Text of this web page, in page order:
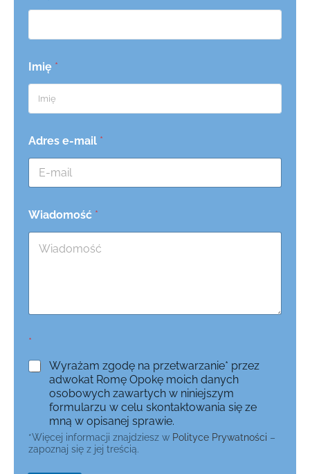
Imię *
Adres e-mail *
Wiadomość *
*
Wyrażam zgodę na przetwarzanie* przez
adwokat Romę Opokę moich danych
osobowych zawartych w niniejszym
formularzu w celu skontaktowania się ze
mną w opisanej sprawie.
*Więcej informacji znajdziesz w Polityce Prywatności –
zapoznaj się z jej treścią.